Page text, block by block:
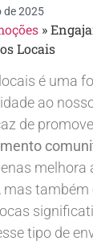
de 2025
»
Locais
é uma
ao
de
melhora
mas também
tipo de